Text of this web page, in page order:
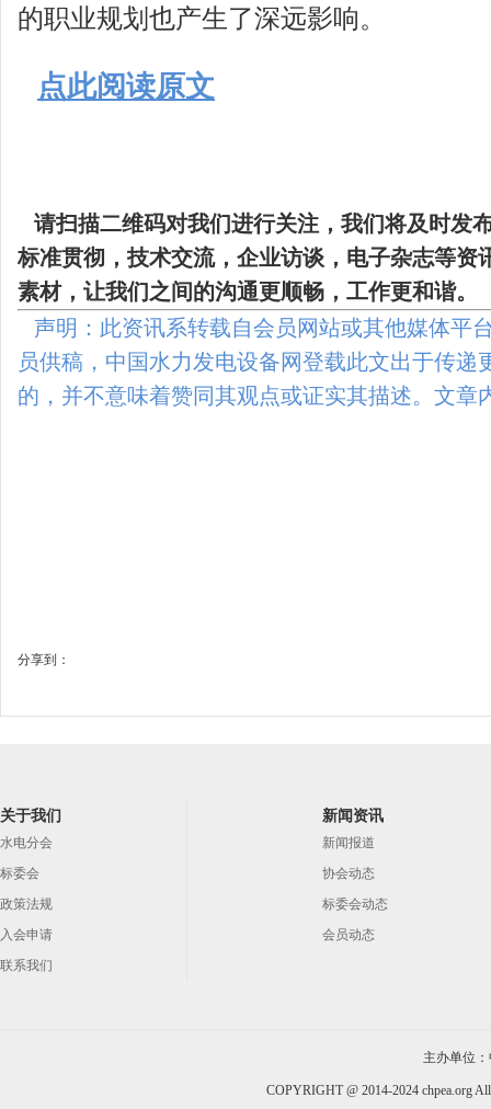
的职业规划也产生了深远影响。
点此阅读原文
请扫描二维码对我们进行关注，我们将及时发
标准贯彻，技术交流，企业访谈，电子杂志等资
素材，让我们之间的沟通更顺畅，工作更和谐。
声明：此资讯系转载自会员网站或其他媒体平
员供稿，中国水力发电设备网登载此文出于传递
的，并不意味着赞同其观点或证实其描述。文章
分享到：
关于我们
水电分会
标委会
政策法规
入会申请
联系我们
新闻资讯
新闻报道
协会动态
标委会动态
会员动态
主办单位
COPYRIGHT @ 2014-2024 chpea.org